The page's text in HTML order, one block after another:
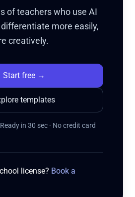
of teachers who use AI
more easily,
creatively.
Start free→
templates
in 30 sec · No credit card
license? Book a